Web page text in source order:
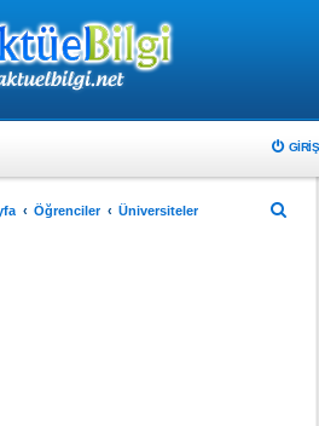
GIRIŞ
Öğrenciler Üniversiteler